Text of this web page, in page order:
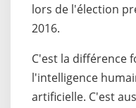
lors de l'élection
2016.
C'est la différence
l'intelligence
artificielle. C'est